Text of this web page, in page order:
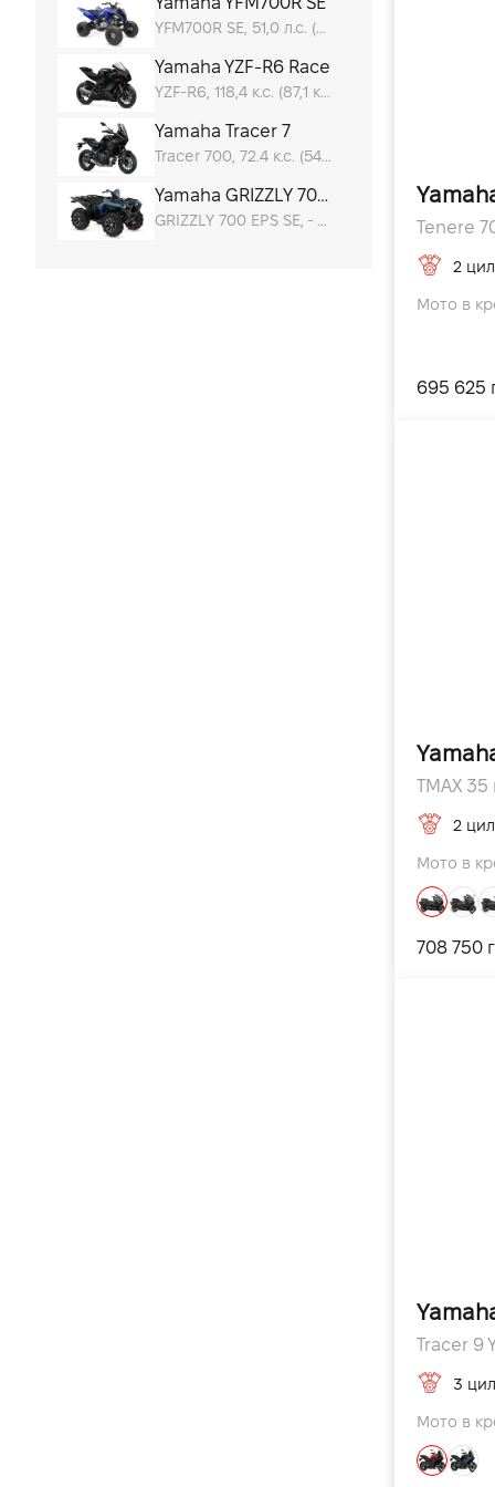
YFM700R SE, 51,0 л.с. (37,5 кВт) @ 6 250 к.с.
Yamaha YZF-R6 Race
YZF-R6, 118,4 к.с. (87,1 кВт) @ 14 500 к.с.
Yamaha Tracer 7
Tracer 700, 72.4 к.с. (54 кВт) @ 8750 к.с.
Yamaha GRIZZLY 700 EPS SE
GRIZZLY 700 EPS SE, - к.с.
2
Мото в
695 625
TMAX 35
2
Мото в
708 750
3
Мото в